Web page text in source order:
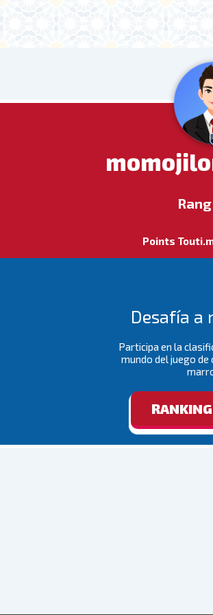
Points
Desafía a
Participa en la
mundo del juego